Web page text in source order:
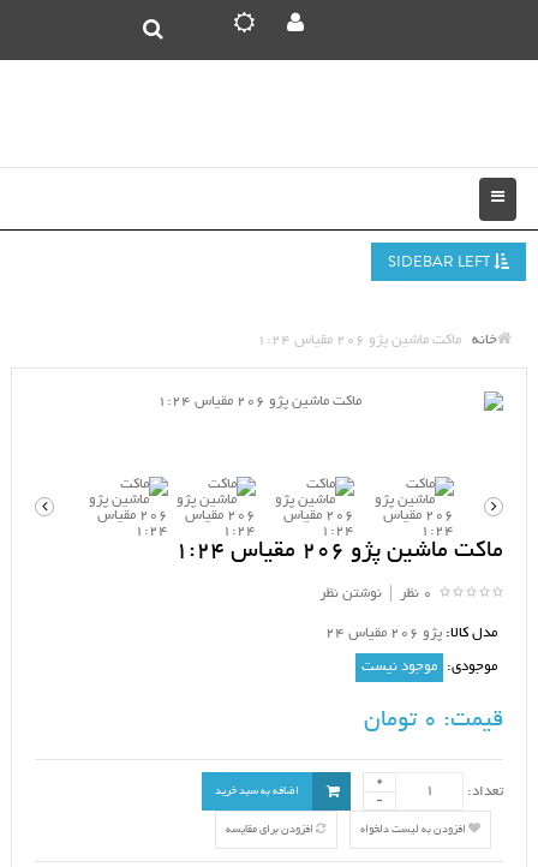
خانه ماکت ماشین پژو 206 مقیاس 1:24
ماکت ماشین پژو 206 مقیاس 1:24
0 نظر نوشتن نظر
مدل کالا: پژو 206 مقیاس 24
موجودی: موجود نیست
قیمت:
تعداد: اضافه به سبد خرید
افزودن به لیست دلخواه افزودن برای مقایسه